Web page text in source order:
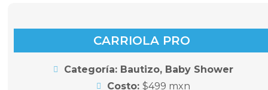
CARRIOLA PRO
Categoría: Bautizo, Baby Shower
Costo:$499 mxn